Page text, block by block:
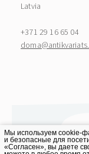
Latvia
+371 29 16 65 04
Мы используем cookie-
и безопасные для
«Согласен», вы даете